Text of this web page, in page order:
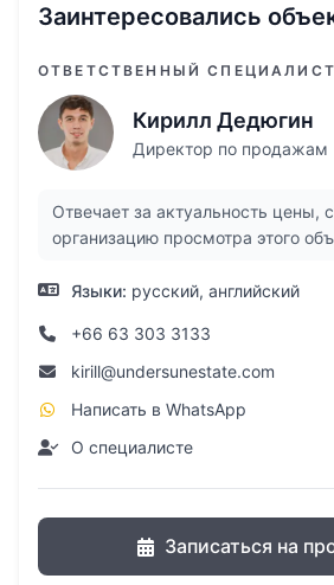
побережьям и водным
непосредственной близости
такие известные
как гольф-поля мирового
Phuket, торговый центр Porto
международного аэропорта
Особенности виллы:
2 ванные комнаты
Полностью оснащенная
Заинтересовались
ОТВЕТСТВЕННЫЙ СПЕЦИАЛИСТ
Кирилл Дедюгин
Директор по продажам
Отвечает за актуальность цены,
организацию просмотра этого
Языки: русский, английский
+66 63 303 3133
kirill@undersunestate.com
Написать в WhatsApp
О специалисте
Записаться на